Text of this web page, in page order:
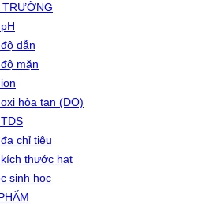
TRƯỜNG
dẫn
mặn
hòa tan (DO)
chỉ tiêu
thước hạt
sinh học